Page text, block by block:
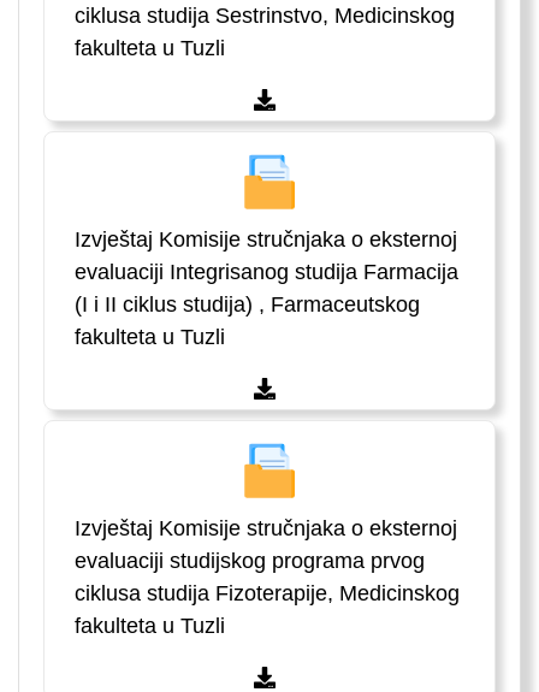
ciklusa studija Sestrinstvo, Medicinskog
fakulteta u Tuzli
Izvještaj Komisije stručnjaka o eksternoj
evaluaciji Integrisanog studija Farmacija
(I i II ciklus studija) , Farmaceutskog
fakulteta u Tuzli
Izvještaj Komisije stručnjaka o eksternoj
evaluaciji studijskog programa prvog
ciklusa studija Fizoterapije, Medicinskog
fakulteta u Tuzli